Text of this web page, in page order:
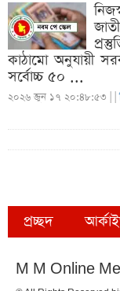
কাঠামো অনুযায়ী
সর্বোচ্চ ৫০ ...
২০২৬ জুন ১৭ ২০:৪৮:৫৩ | |
প্রচ্ছদ
M M Online